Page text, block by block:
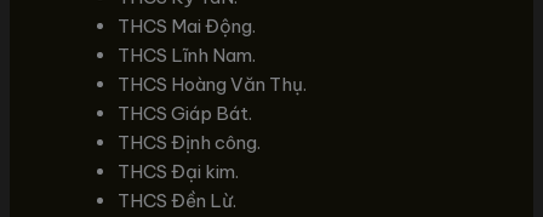
THCS Mai Động.
THCS Lĩnh Nam.
THCS Hoàng Văn Thụ.
THCS Giáp Bát.
THCS Định công.
THCS Đại kim.
THCS Đền Lừ.